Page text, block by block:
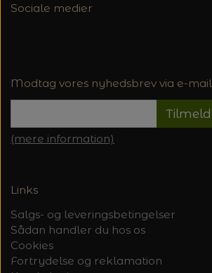
Sociale medier
Modtag vores nyhedsbrev via e-mail
Tilmeld
(mere information)
Links
Salgs- og leveringsbetingelser
Sådan handler du hos os
Cookies
Fortrydelse og reklamation